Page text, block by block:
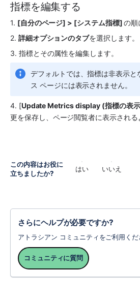
指標を編集する
1. [自分のページ] > [システム指標] の順
2. 詳細オプションのタブを選択します。
3. 指標とその属性を編集します。
デフォルトでは、指標は非表示と
ス ページには表示されません。
4. [Update Metrics display (指標の表
更を保存し、ページ閲覧者に表示される
この内容はお役に
立ちましたか?
はい いいえ
さらにヘルプが必要ですか?
アトラシアン コミュニティをご利用くだ
コミュニティに質問